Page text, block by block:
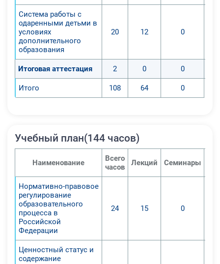
Система работы с
одаренными детьми в
условиях
дополнительного
образования
20 12 0
Итоговая аттестация 2 0 0
Итого 108 64 0
Учебный план(144 часов)
Наименование
Всего
часов
Лекций Семинары
Нормативно-правовое
регулирование
образовательного
процесса в
Российской
Федерации
24 15 0
Ценностный статус и
содержание